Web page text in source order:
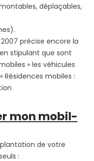
déplaçables,
précise encore la
stipulant que sont
» les véhicules
Résidences mobiles :
mon mobil-
de votre
: